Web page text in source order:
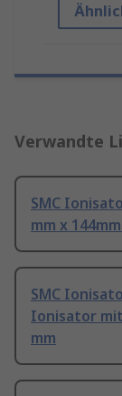
Verwandte
SMC
mm x
SMC
Ionisator
mm